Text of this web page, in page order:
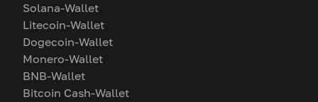
Solana-Wallet
Litecoin-Wallet
Dogecoin-Wallet
Monero-Wallet
BNB-Wallet
Bitcoin Cash-Wallet